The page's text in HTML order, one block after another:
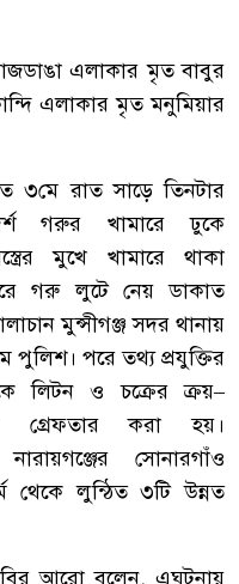
এলাকার মৃত বাবুর
এলাকার মৃত মনুমিয়ার
৩মে রাত সাড়ে তিনটার
গরুর খামারে
ঢুকে
মুখে খামারে
থাকা
গরু লুটে নেয় ডাকাত
মুন্সীগঞ্জ সদর থানায়
পুলিশ। পরে তথ্য প্রযুক্তির
লিটন ও চক্রের ক্রয়–
গ্রেফতার করা
হয়।
নারায়গঞ্জের
সোনারগাঁও
থেকে লুন্ঠিত ৩টি উন্নত
আরো বলেন, এঘটনায়